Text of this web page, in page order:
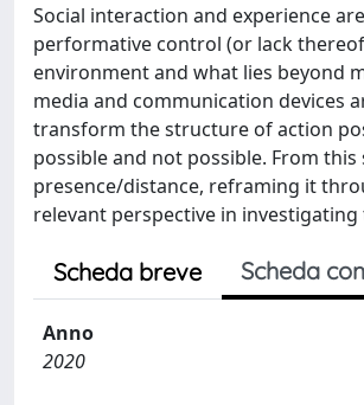
Social interaction and experience
performative control (or lack
environment and what lies beyond
media and communication devices
transform the structure of action
possible and not possible. From
presence/distance, reframing it
relevant perspective in
Scheda breve Scheda
Anno
2020